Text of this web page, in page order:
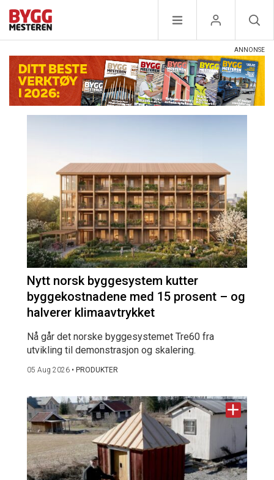
Nytt norsk byggesystem kutter
byggekostnadene med 15 prosent – og
halverer klimaavtrykket
Nå går det norske byggesystemet Tre60 fra
utvikling til demonstrasjon og skalering.
05 Aug 2026 • PRODUKTER